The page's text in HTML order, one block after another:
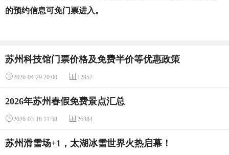
的预约信息可免门票进入。
苏州科技馆门票价格及免费半价等优惠政策
2026-04-29 20:00  12957
2026年苏州春假免费景点汇总
2026-03-16 11:58  26384
苏州滑雪场+1，太湖冰雪世界火热启幕！